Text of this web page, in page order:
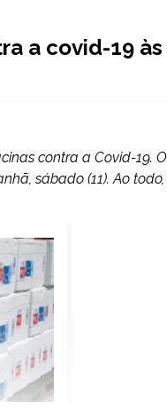
a covid-19 às
contra a Covid-19.
sábado (11). Ao todo,